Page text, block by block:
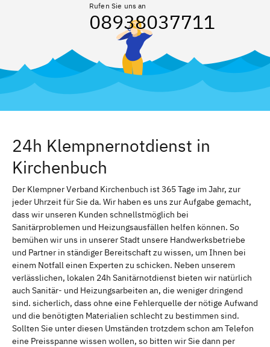
Rufen Sie uns an
08938037711
24h Klempnernotdienst in
Kirchenbuch
Der Klempner Verband Kirchenbuch ist 365 Tage im Jahr, zur
jeder Uhrzeit für Sie da. Wir haben es uns zur Aufgabe gemacht,
dass wir unseren Kunden schnellstmöglich bei
Sanitärproblemen und Heizungsausfällen helfen können. So
bemühen wir uns in unserer Stadt unsere Handwerksbetriebe
und Partner in ständiger Bereitschaft zu wissen, um Ihnen bei
einem Notfall einen Experten zu schicken. Neben unserem
verlässlichen, lokalen 24h Sanitärnotdienst bieten wir natürlich
auch Sanitär- und Heizungsarbeiten an, die weniger dringend
sind. sicherlich, dass ohne eine Fehlerquelle der nötige Aufwand
und die benötigten Materialien schlecht zu bestimmen sind.
Sollten Sie unter diesen Umständen trotzdem schon am Telefon
eine Preisspanne wissen wollen, so bitten wir Sie dann per